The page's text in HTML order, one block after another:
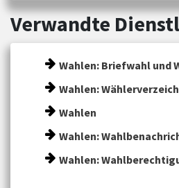
Verwandte
Wahlen: Briefwahl und
Wahlen:
Wahlen
Wahlen:
Wahlen: